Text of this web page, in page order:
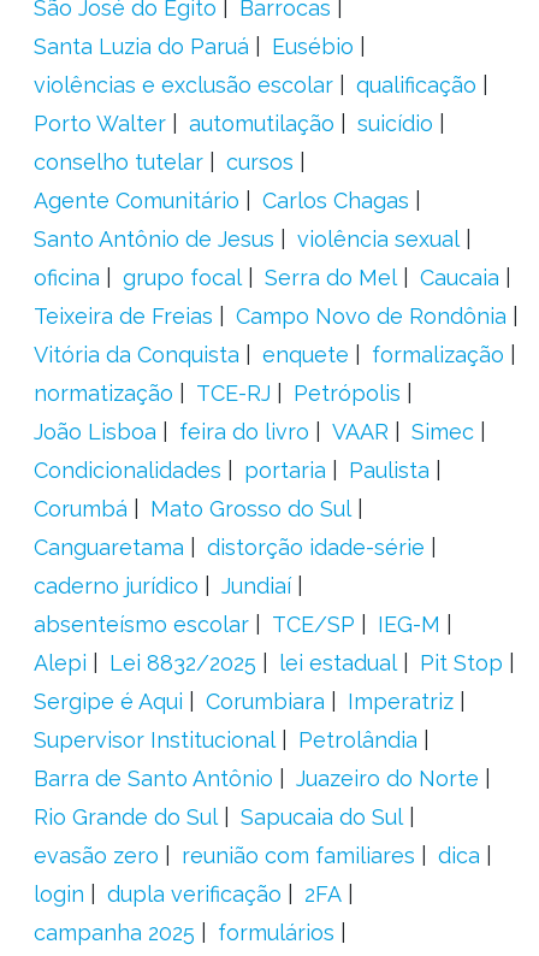
São José do Egito
Barrocas
Santa Luzia do Paruá
Eusébio
violências e exclusão escolar
qualificação
Porto Walter
automutilação
suicídio
conselho tutelar
cursos
Agente Comunitário
Carlos Chagas
Santo Antônio de Jesus
violência sexual
oficina
grupo focal Serra do Mel
Caucaia
Teixeira de Freias
Campo Novo de Rondônia
Vitória da Conquista
enquete
formalização
normatização
TCE-RJ
Petrópolis
João Lisboa
feira do livro VAAR
Simec
Condicionalidades
portaria
Paulista
Corumbá
Mato Grosso do Sul
Canguaretama
distorção idade-série
caderno jurídico
Jundiaí
absenteísmo escolar
TCE/SP
IEG-M
Alepi
Lei 8832/2025 lei estadual
Pit Stop
Sergipe é Aqui
Corumbiara
Imperatriz
Supervisor Institucional
Petrolândia
Barra de Santo Antônio
Juazeiro do Norte
Rio Grande do Sul
Sapucaia do Sul
evasão zero
reunião com familiares
dica
login
dupla verificação
2FA
campanha 2025
formulários